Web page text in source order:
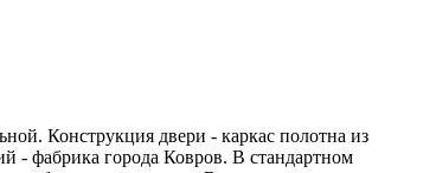
Конструкция двери - каркас полотна из
- фабрика города Ковров. В стандартном